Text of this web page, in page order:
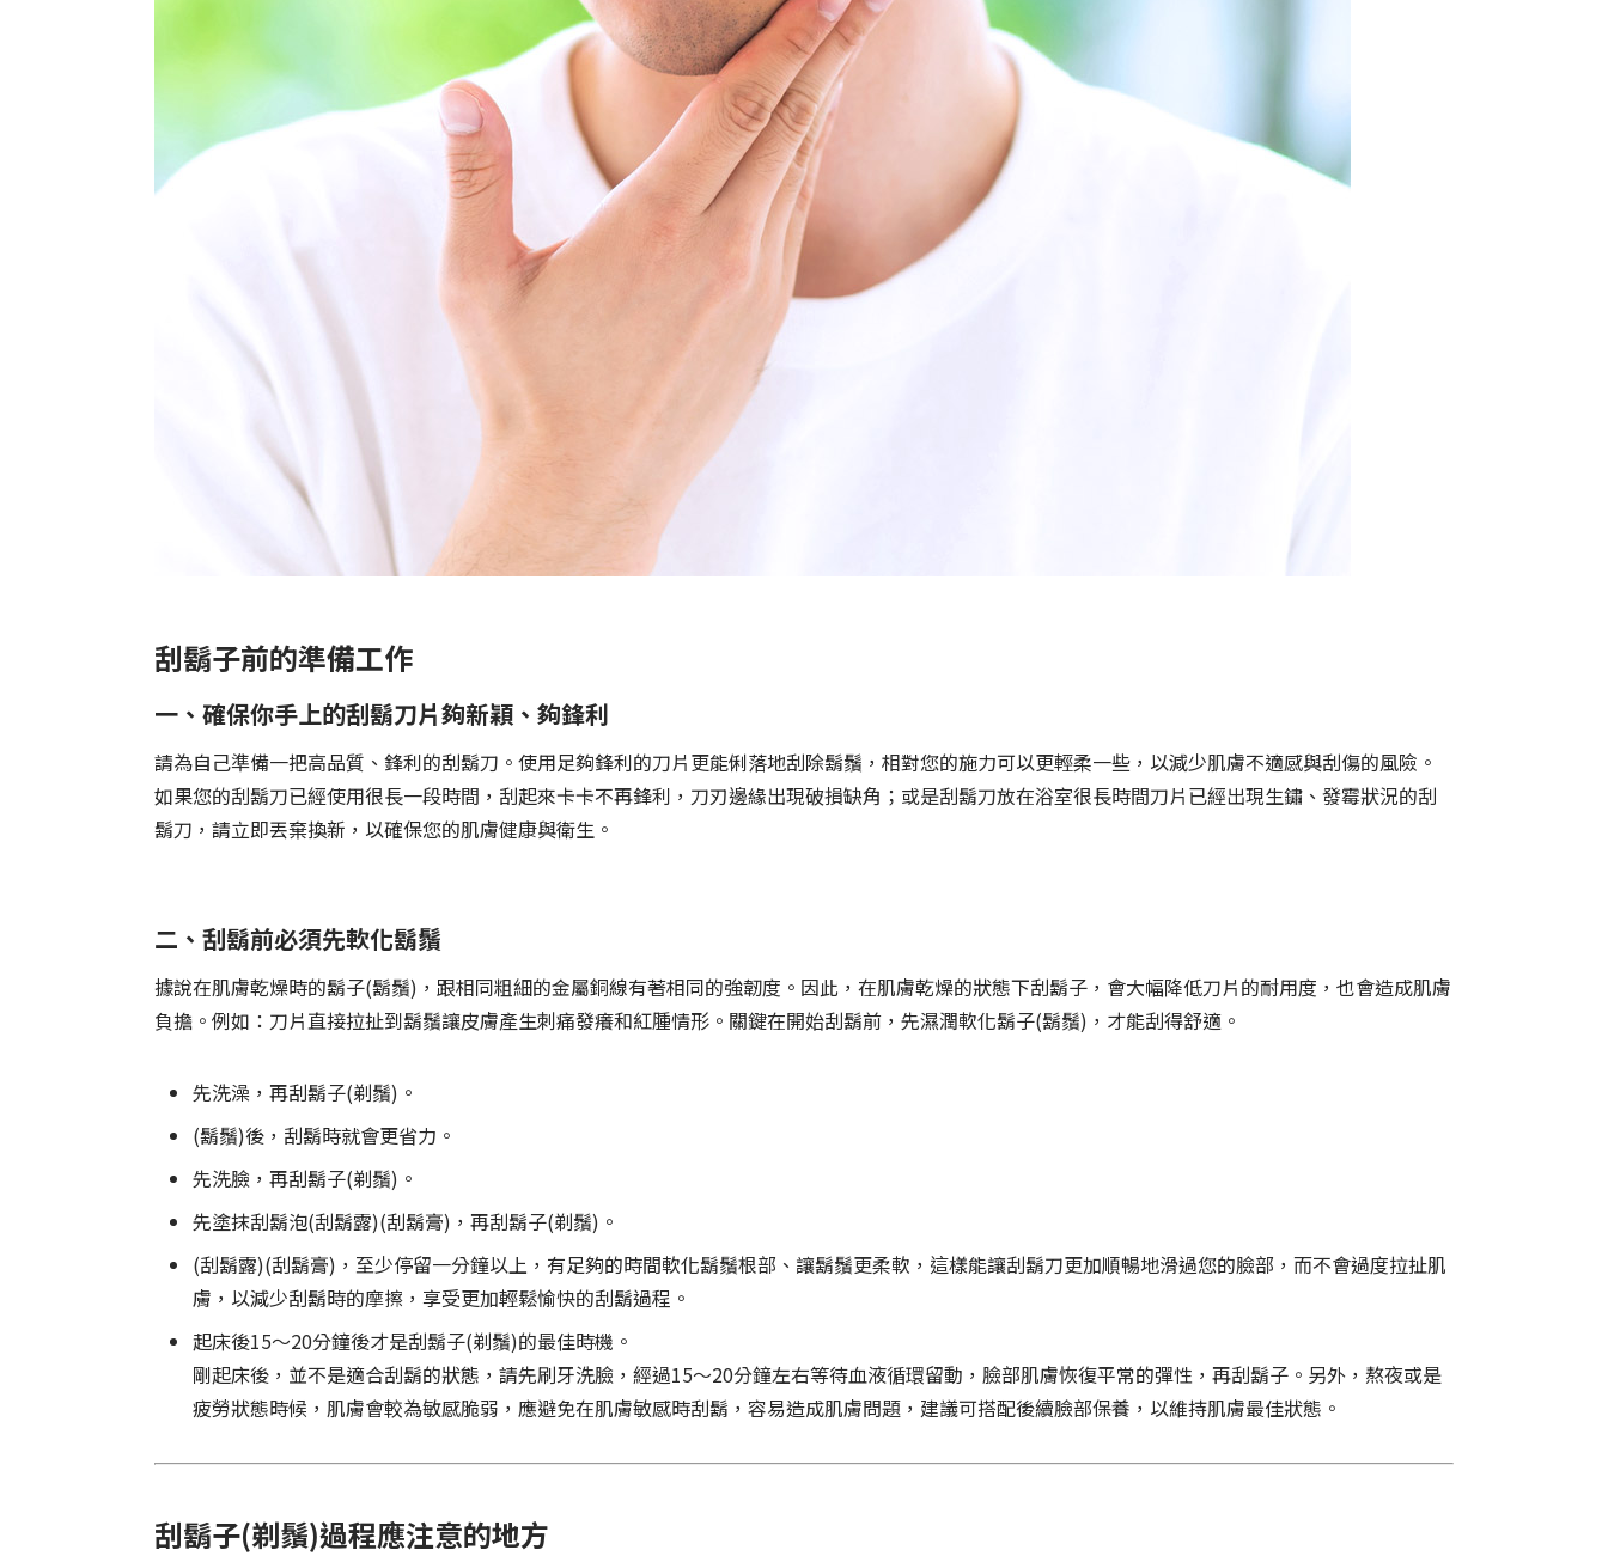
刮鬍子前的準備工作
一、確保你手上的刮鬍刀片夠新穎、夠鋒利
請為自己準備一把高品質、鋒利的刮鬍刀。使用足夠鋒利的刀片更能俐落地刮除鬍鬚，相對您的施力可以更輕柔一些，以減少肌膚不適感與刮傷的風險。
如果您的刮鬍刀已經使用很長一段時間，刮起來卡卡不再鋒利，刀刃邊緣出現破損缺角；或是刮鬍刀放在浴室很長時間刀片已經出現生鏽、發霉狀況的刮
鬍刀，請立即丟棄換新，以確保您的肌膚健康與衛生。
二、刮鬍前必須先軟化鬍鬚
據說在肌膚乾燥時的鬍子(鬍鬚)，跟相同粗細的金屬銅線有著相同的強韌度。因此，在肌膚乾燥的狀態下刮鬍子，會大幅降低刀片的耐用度，也會造成肌膚
負擔。例如：刀片直接拉扯到鬍鬚讓皮膚產生刺痛發癢和紅腫情形。關鍵在開始刮鬍前，先濕潤軟化鬍子(鬍鬚)，才能刮得舒適。
先洗澡，再刮鬍子(剃鬚)。
(鬍鬚)後，刮鬍時就會更省力。
先洗臉，再刮鬍子(剃鬚)。
先塗抹刮鬍泡(刮鬍露)(刮鬍膏)，再刮鬍子(剃鬚)。
(刮鬍露)(刮鬍膏)，至少停留一分鐘以上，有足夠的時間軟化鬍鬚根部、讓鬍鬚更柔軟，這樣能讓刮鬍刀更加順暢地滑過您的臉部，而不會過度拉扯肌
膚，以減少刮鬍時的摩擦，享受更加輕鬆愉快的刮鬍過程。
起床後15〜20分鐘後才是刮鬍子(剃鬚)的最佳時機。
剛起床後，並不是適合刮鬍的狀態，請先刷牙洗臉，經過15〜20分鐘左右等待血液循環留動，臉部肌膚恢復平常的彈性，再刮鬍子。另外，熬夜或是
疲勞狀態時候，肌膚會較為敏感脆弱，應避免在肌膚敏感時刮鬍，容易造成肌膚問題，建議可搭配後續臉部保養，以維持肌膚最佳狀態。
刮鬍子(剃鬚)過程應注意的地方